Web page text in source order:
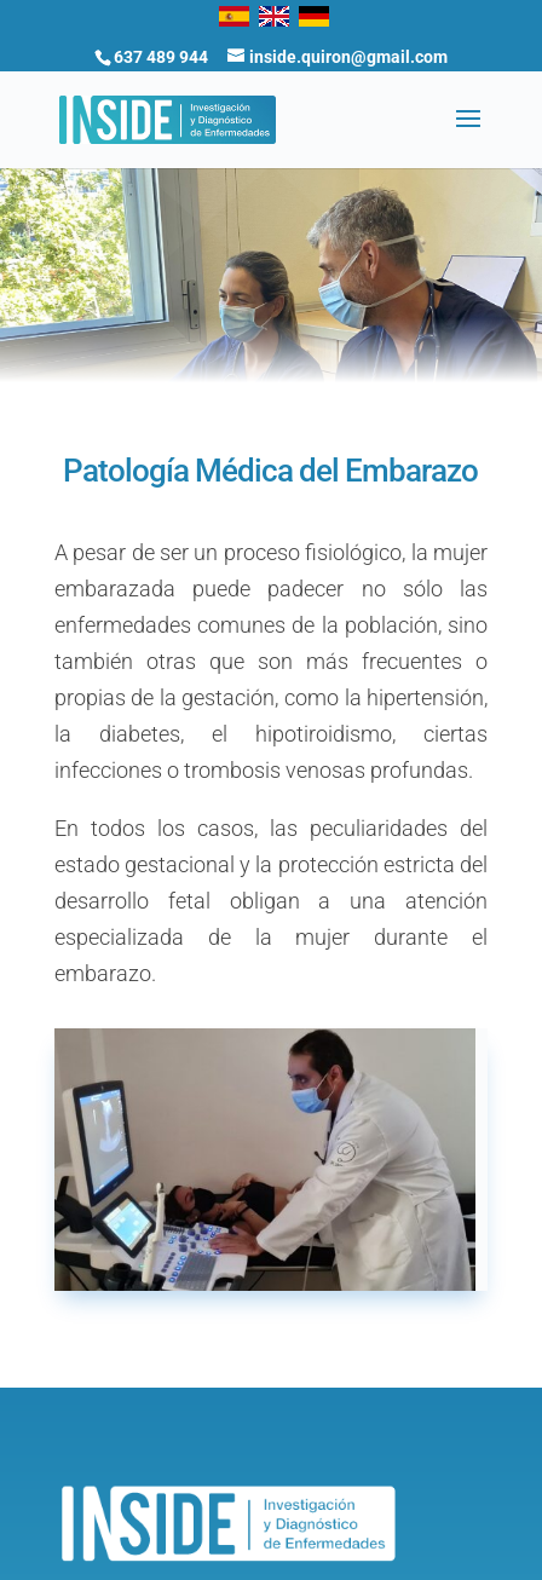
637 489 944 inside.quiron@gmail.com
Patología Médica del Embarazo
A pesar de ser un proceso fisiológico, la mujer
embarazada puede padecer no sólo las
enfermedades comunes de la población, sino
también otras que son más frecuentes o
propias de la gestación, como la hipertensión,
la diabetes, el hipotiroidismo, ciertas
infecciones o trombosis venosas profundas.
En todos los casos, las peculiaridades del
estado gestacional y la protección estricta del
desarrollo fetal obligan a una atención
especializada de la mujer durante el
embarazo.